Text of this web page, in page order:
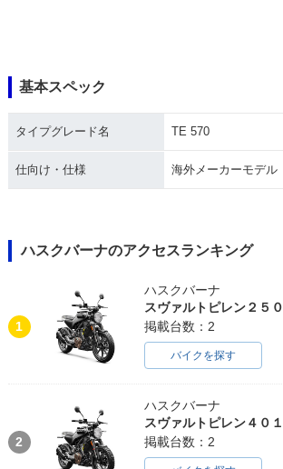
基本スペック
タイプグレード名 TE 570
仕向け・仕様 海外メーカーモデル
ハスクバーナのアクセスランキング
1
ハスクバーナ
スヴァルトピレン２５０
掲載台数：2
バイクを探す
2
ハスクバーナ
スヴァルトピレン４０１
掲載台数：2